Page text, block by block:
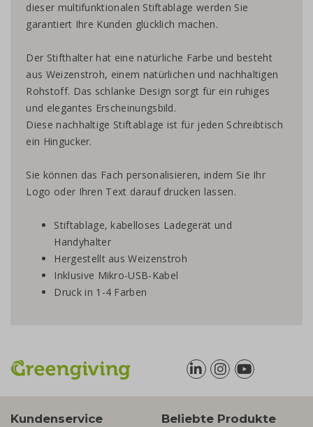
dieser multifunktionalen Stiftablage werden Sie
garantiert Ihre Kunden glücklich machen.
Der Stifthalter hat eine natürliche Farbe und besteht
aus Weizenstroh, einem natürlichen und nachhaltigen
Rohstoff. Das schlanke Design sorgt für ein ruhiges
und elegantes Erscheinungsbild.
Diese nachhaltige Stiftablage ist für jeden Schreibtisch
ein Hingucker.
Sie können das Fach personalisieren, indem Sie Ihr
Logo oder Ihren Text darauf drucken lassen.
Stiftablage, kabelloses Ladegerät und
Handyhalter
Hergestellt aus Weizenstroh
Inklusive Mikro-USB-Kabel
Druck in 1-4 Farben
Kundenservice Beliebte Produkte